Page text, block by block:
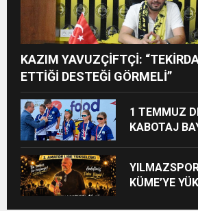
KAZIM YAVUZÇİFTÇİ:
ETTİĞİ DESTEĞİ GÖRMELİ”
1 TEMMUZ
KABOTAJ
KÜME’YE